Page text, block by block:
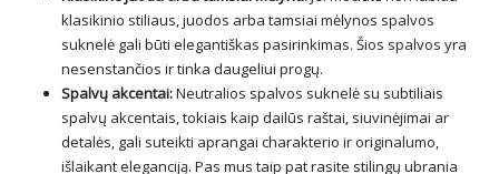
klasikinio stiliaus, juodos arba tamsiai mėlynos spalvos
suknelė gali būti elegantiškas pasirinkimas. Šios spalvos yra
nesenstančios ir tinka daugeliui progų.
Spalvų akcentai:Neutralios spalvos suknelė su subtiliais
spalvų akcentais, tokiais kaip dailūs raštai, siuvinėjimai ar
detalės, gali suteikti aprangai charakterio ir originalumo,
išlaikant eleganciją. Pas mus taip pat rasite stilingų ubrania